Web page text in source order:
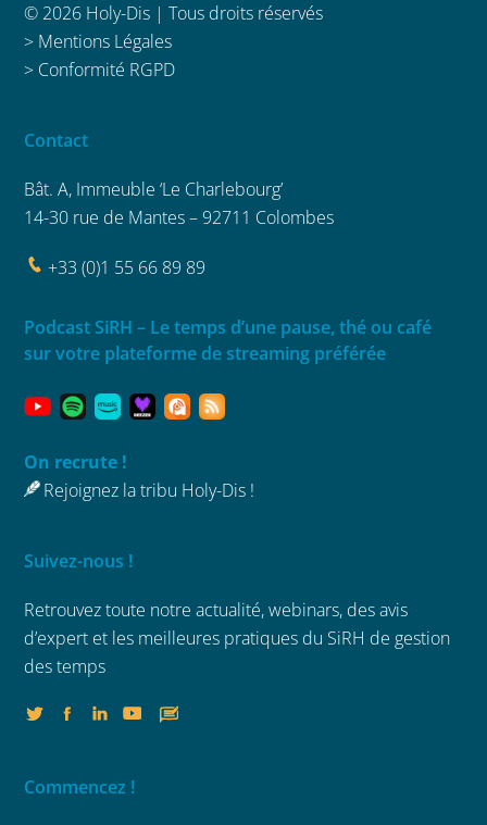
© 2026 Holy-Dis | Tous droits réservés
> Mentions Légales
> Conformité RGPD
Contact
Bât. A, Immeuble ‘Le Charlebourg’
14-30 rue de Mantes – 92711 Colombes
+33 (0)1 55 66 89 89
Podcast SiRH – Le temps d’une pause, thé ou café
sur votre plateforme de streaming préférée
On recrute !
Rejoignez la tribu Holy-Dis !
Suivez-nous !
Retrouvez toute notre actualité, webinars, des avis
d’expert et les meilleures pratiques du SiRH de gestion
des temps
Commencez !